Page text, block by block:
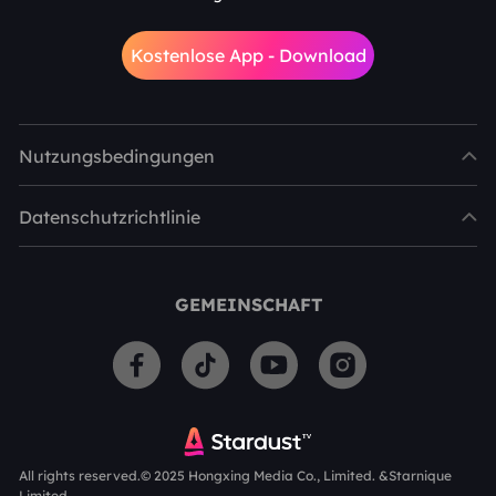
Kostenlose App - Download
Nutzungsbedingungen
Datenschutzrichtlinie
GEMEINSCHAFT
All rights reserved.© 2025 Hongxing Media Co., Limited. &Starnique